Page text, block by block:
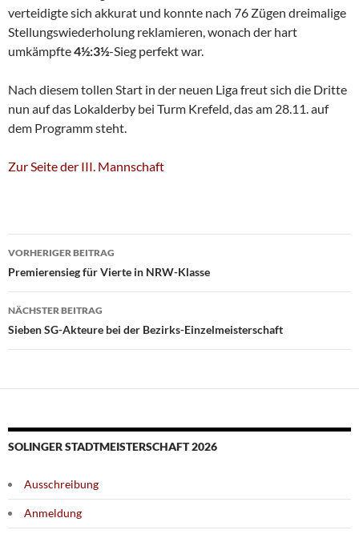
verteidigte sich akkurat und konnte nach 76 Zügen dreimalige
Stellungswiederholung reklamieren, wonach der hart
umkämpfte4½:3½-Sieg perfekt war.
Nach diesem tollen Start in der neuen Liga freut sich die Dritte
nun auf das Lokalderby bei Turm Krefeld, das am 28.11. auf
dem Programm steht.
Zur Seite der III. Mannschaft
Beitragsnavigation
VORHERIGER BEITRAG
Premierensieg für Vierte in NRW-Klasse
NÄCHSTER BEITRAG
Sieben SG-Akteure bei der Bezirks-Einzelmeisterschaft
SOLINGER STADTMEISTERSCHAFT 2026
Ausschreibung
Anmeldung